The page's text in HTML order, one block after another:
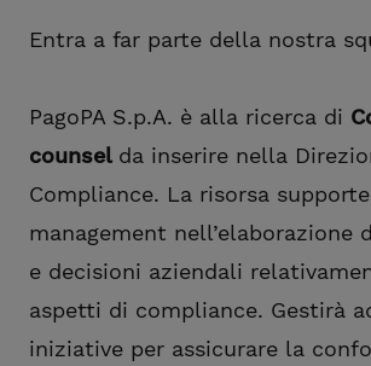
Entra a far parte della nostra
PagoPA S.p.A. è alla ricerca di
counsel da inserire nella
Compliance. La risorsa
management nell’elaborazione
e decisioni aziendali
aspetti di compliance. Gestirà
iniziative per assicurare la